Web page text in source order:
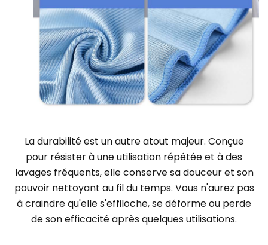
La durabilité est un autre atout majeur. Conçue
pour résister à une utilisation répétée et à des
lavages fréquents, elle conserve sa douceur et son
pouvoir nettoyant au fil du temps. Vous n'aurez pas
à craindre qu'elle s'effiloche, se déforme ou perde
de son efficacité après quelques utilisations.